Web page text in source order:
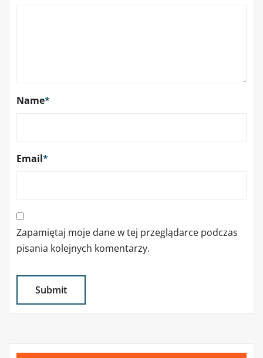
Name*
Email*
Zapamiętaj moje dane w tej przeglądarce podczas
pisania kolejnych komentarzy.